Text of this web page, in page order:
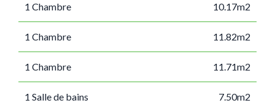
1 Chambre 10.17m2
1 Chambre 11.82m2
1 Chambre 11.71m2
1 Salle de bains 7.50m2